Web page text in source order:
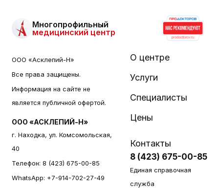
Многопрофильный
медицинский центр
ООО «Асклепий-Н»
Все права защищены.
Информация на сайте не
является публичной офертой.
ООО «АСКЛЕПИЙ-Н»
г. Находка, ул. Комсомольская,
40
Телефон: 8 (423) 675-00-85
WhatsApp: +7-914-702-27-49
О центре
Услуги
Специалисты
Цены
Контакты
8 (423) 675-00-85
Единая справочная
служба